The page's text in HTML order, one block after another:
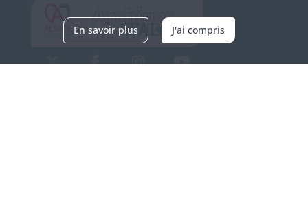
En savoir plus J'ai compris